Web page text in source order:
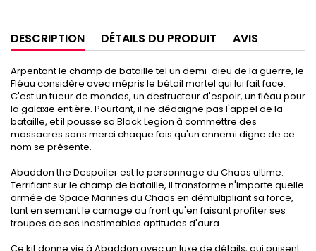
DESCRIPTION DÉTAILS DU PRODUIT AVIS
Arpentant le champ de bataille tel un demi-dieu de la guerre, le
Fléau considère avec mépris le bétail mortel qui lui fait face.
C'est un tueur de mondes, un destructeur d'espoir, un fléau pour
la galaxie entière. Pourtant, il ne dédaigne pas l'appel de la
bataille, et il pousse sa Black Legion à commettre des
massacres sans merci chaque fois qu'un ennemi digne de ce
nom se présente.
Abaddon the Despoiler est le personnage du Chaos ultime.
Terrifiant sur le champ de bataille, il transforme n'importe quelle
armée de Space Marines du Chaos en démultipliant sa force,
tant en semant le carnage au front qu'en faisant profiter ses
troupes de ses inestimables aptitudes d'aura.